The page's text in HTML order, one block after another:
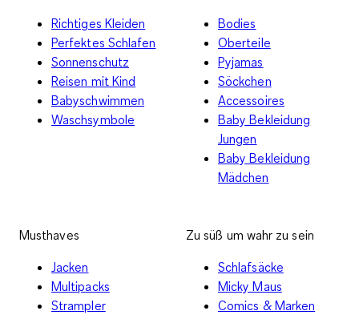
Richtiges Kleiden
Perfektes Schlafen
Sonnenschutz
Reisen mit Kind
Babyschwimmen
Waschsymbole
Bodies
Oberteile
Pyjamas
Söckchen
Accessoires
Baby Bekleidung
Jungen
Baby Bekleidung
Mädchen
Musthaves
Jacken
Multipacks
Strampler
Zu süß um wahr zu sein
Schlafsäcke
Micky Maus
Comics & Marken